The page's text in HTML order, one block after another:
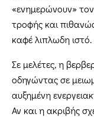
«ενημερώνουν»
τροφής και
καφέ λιπλωδη ιστό.
Σε μελέτες, η
οδηγώντας σε
αυξημένη
Αν και η ακριβής